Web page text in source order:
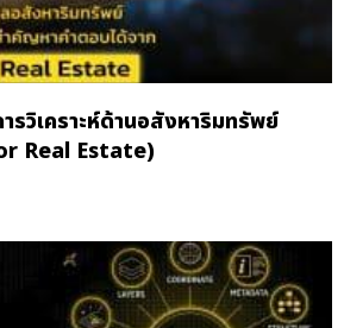
วิเคราะห์ด้านอสังหาริมทรัพย์
Real Estate)